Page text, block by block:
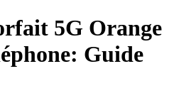
5G Orange
Guide